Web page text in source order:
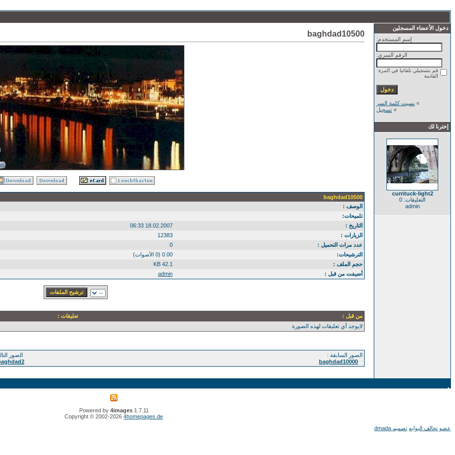
دخول الأعضاء المسجلين
إسم المستخدم:
الرقم السري:
قم بتسجيلي تلقائيا في المرة
القادمة
» نسيت كلمة السر
» تسجيل
إخترنا لك
currituck-light2
التعليقات: 0
admin
baghdad10500
baghdad10500
الوصف :
تلميحات:
التاريخ :
18.02.2007 06:33
الزيارات :
12383
عدد مرات التحميل :
0
الترشيحات:
0.00 (0 الأصوات)
حجم الملف :
42.1 KB
أضيفت من قبل :
admin
من قبل :
تعليقات :
لايوجد أي تعليقات لهذه الصورة
الصور السابقة :
baghdad10000
الصور
Powered by 4images1.7.11
Copyright © 2002-2026 4homepages.de
عضو تحالف البوابه تصميم dmada